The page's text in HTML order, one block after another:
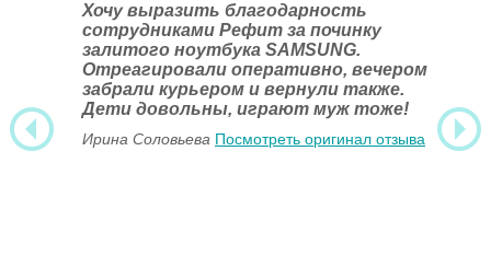
Хочу выразить благодарность
сотрудниками Рефит за починку
залитого ноутбука SAMSUNG.
Отреагировали оперативно, вечером
забрали курьером и вернули также.
Дети довольны, играют муж тоже!
Ирина Соловьева Посмотреть оригинал отзыва